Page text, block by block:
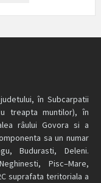
în Subcarpatii
treapta muntilor), în
râului Govora si a
sa un numar
Budurasti, Deleni.
Pisc–Mare,
suprafata teritoriala a